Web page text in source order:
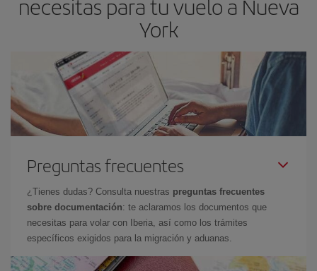
necesitas para tu vuelo a Nueva
York
Preguntas frecuentes
¿Tienes dudas? Consulta nuestras preguntas frecuentes
sobre documentación: te aclaramos los documentos que
necesitas para volar con Iberia, así como los trámites
específicos exigidos para la migración y aduanas.